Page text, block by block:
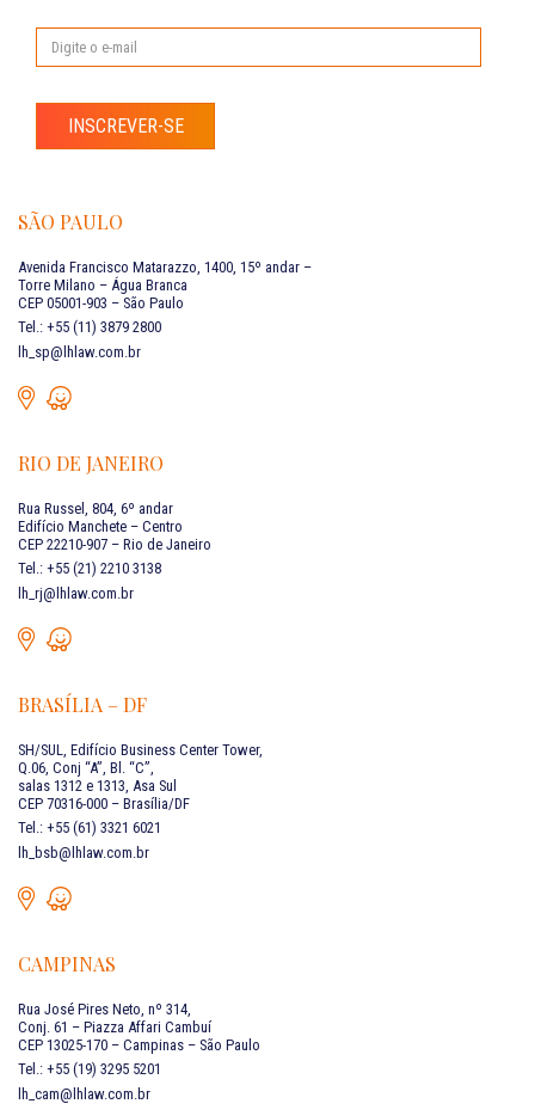
INSCREVER-SE
SÃO PAULO
Avenida Francisco Matarazzo, 1400, 15º andar –
Torre Milano – Água Branca
CEP 05001-903 – São Paulo
Tel.: +55 (11) 3879 2800
lh_sp@lhlaw.com.br
RIO DE JANEIRO
Rua Russel, 804, 6º andar
Edifício Manchete – Centro
CEP 22210-907 – Rio de Janeiro
Tel.: +55 (21) 2210 3138
lh_rj@lhlaw.com.br
BRASÍLIA – DF
SH/SUL, Edifício Business Center Tower,
Q.06, Conj “A”, Bl. “C”,
salas 1312 e 1313, Asa Sul
CEP 70316-000 – Brasília/DF
Tel.: +55 (61) 3321 6021
lh_bsb@lhlaw.com.br
CAMPINAS
Rua José Pires Neto, nº 314,
Conj. 61 – Piazza Affari Cambuí
CEP 13025-170 – Campinas – São Paulo
Tel.: +55 (19) 3295 5201
lh_cam@lhlaw.com.br